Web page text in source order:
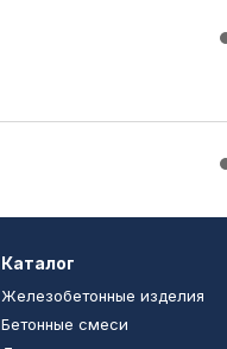
Каталог
Железобетонные изделия
Бетонные смеси